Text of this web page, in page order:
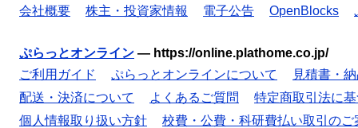
会社概要 株主・投資家情報 電子公告 OpenBlocks
ぷらっとオンライン — https://online.plathome.co.jp/
ご利用ガイド
ぷらっとオンラインについて
見積書・
配送・決済について
よくあるご質問
特定商取引法に
個人情報取り扱い方針
校費・公費・科研費払い取引のご